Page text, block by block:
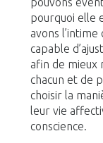
pourquoi elle
avons l’intime
capable
afin de mieux
chacun et de
choisir la
leur vie
conscience.